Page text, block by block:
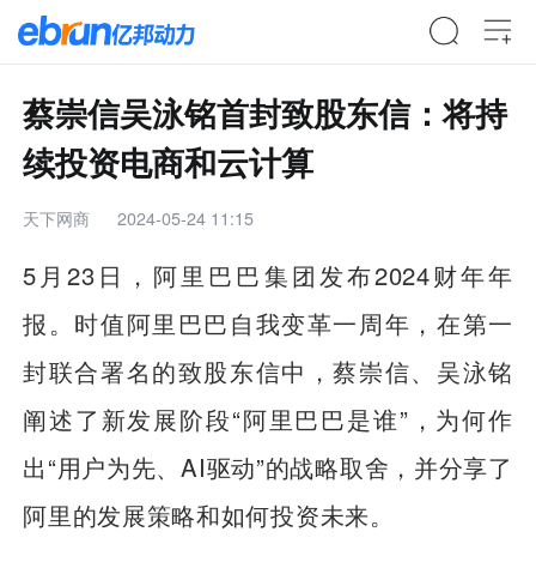
蔡崇信吴泳铭首封致股东信：将持
续投资电商和云计算
天下网商 2024-05-24 11:15
5月23日，阿里巴巴集团发布2024财年年
报。时值阿里巴巴自我变革一周年，在第一
封联合署名的致股东信中，蔡崇信、吴泳铭
阐述了新发展阶段“阿里巴巴是谁”，为何作
出“用户为先、AI驱动”的战略取舍，并分享了
阿里的发展策略和如何投资未来。